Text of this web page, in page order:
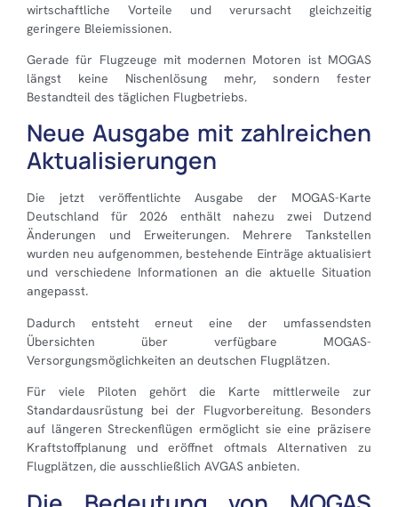
wirtschaftliche Vorteile und verursacht gleichzeitig
geringere Bleiemissionen.
Gerade für Flugzeuge mit modernen Motoren ist MOGAS
längst keine Nischenlösung mehr, sondern fester
Bestandteil des täglichen Flugbetriebs.
Neue Ausgabe mit zahlreichen
Aktualisierungen
Die jetzt veröffentlichte Ausgabe der MOGAS-Karte
Deutschland für 2026 enthält nahezu zwei Dutzend
Änderungen und Erweiterungen. Mehrere Tankstellen
wurden neu aufgenommen, bestehende Einträge aktualisiert
und verschiedene Informationen an die aktuelle Situation
angepasst.
Dadurch entsteht erneut eine der umfassendsten
Übersichten über verfügbare MOGAS-
Versorgungsmöglichkeiten an deutschen Flugplätzen.
Für viele Piloten gehört die Karte mittlerweile zur
Standardausrüstung bei der Flugvorbereitung. Besonders
auf längeren Streckenflügen ermöglicht sie eine präzisere
Kraftstoffplanung und eröffnet oftmals Alternativen zu
Flugplätzen, die ausschließlich AVGAS anbieten.